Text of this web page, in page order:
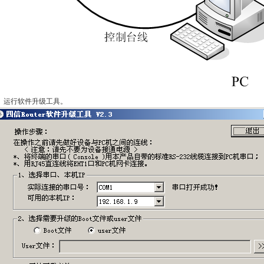
运行软件升级工具。